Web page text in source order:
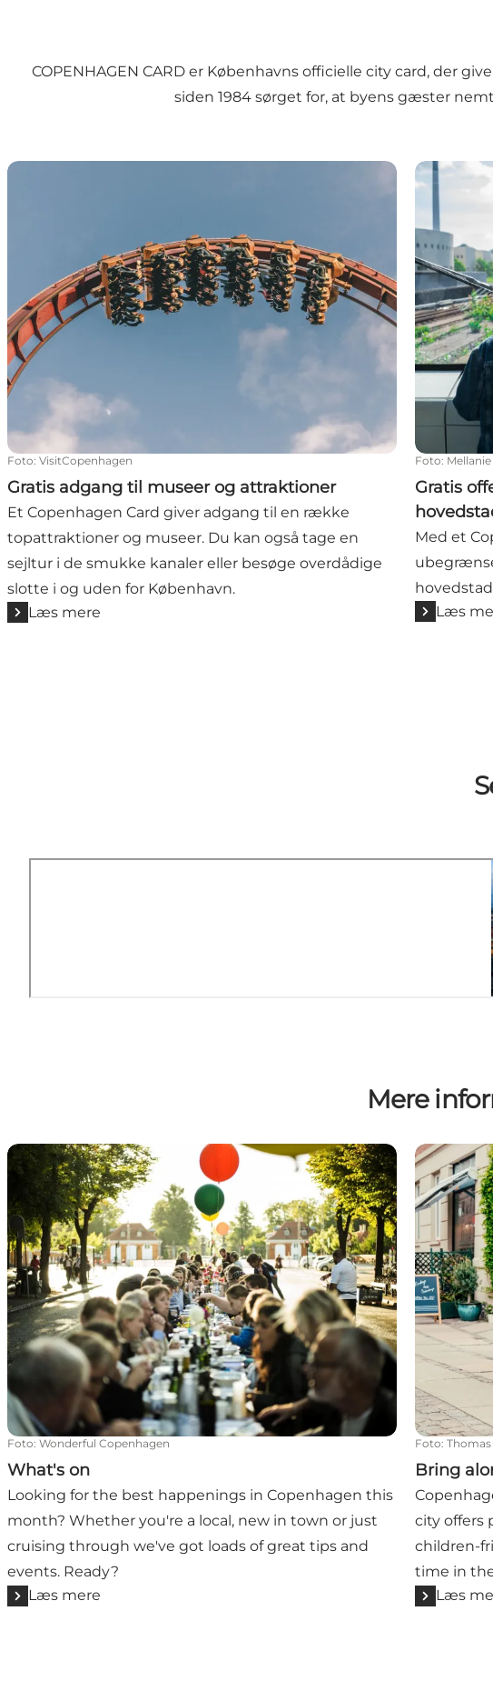
COPENHAGEN CARD er Københavns officielle city card, der
siden 1984 sørget for, at byens gæster
Gratis adgang til museer og attraktioner
Foto: VisitCopenhagen
Gratis adgang til museer og attraktioner
Et Copenhagen Card giver adgang til en række
topattraktioner og museer. Du kan også tage en
sejltur i de smukke kanaler eller besøge overdådige
slotte i og uden for København.
Læs mere
Gratis
Foto:
Gratis
Med et
Læs
Mere
What's on
Foto: Wonderful Copenhagen
What's on
Looking for the best happenings in Copenhagen this
month? Whether you're a local, new in town or just
cruising through we've got loads of great tips and
events. Ready?
Læs mere
Bring
Foto:
Bring
city offers
children-
time in
Læs